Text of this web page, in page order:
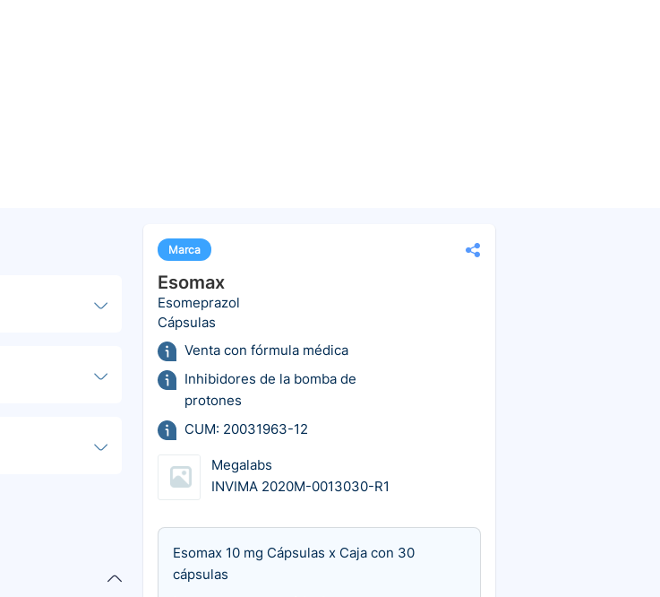
Marca
Esomax
Esomeprazol
Cápsulas
Venta con fórmula médica
Inhibidores de la bomba de
protones
CUM: 20031963-12
Megalabs
INVIMA 2020M-0013030-R1
Esomax 10 mg Cápsulas x Caja con 30
cápsulas